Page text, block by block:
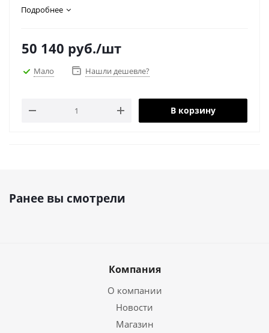
Подробнее
50 140 руб./шт
Мало Нашли дешевле?
В корзину
Ранее вы смотрели
Компания
О компании
Новости
Магазин